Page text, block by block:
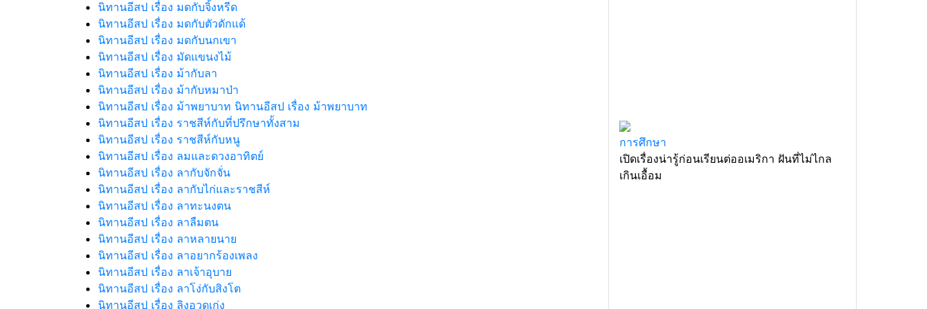
นิทานอีสป เรื่อง มดกับจิ้งหรีด
นิทานอีสป เรื่อง มดกับตัวดักแด้
นิทานอีสป เรื่อง มดกับนกเขา
นิทานอีสป เรื่อง มัดแขนงไม้
นิทานอีสป เรื่อง ม้ากับลา
นิทานอีสป เรื่อง ม้ากับหมาป่า
นิทานอีสป เรื่อง ม้าพยาบาท นิทานอีสป เรื่อง ม้าพยาบาท
นิทานอีสป เรื่อง ราชสีห์กับที่ปรึกษาทั้งสาม
นิทานอีสป เรื่อง ราชสีห์กับหนู
นิทานอีสป เรื่อง ลมและดวงอาทิตย์
นิทานอีสป เรื่อง ลากับจักจั่น
นิทานอีสป เรื่อง ลากับไก่และราชสีห์
นิทานอีสป เรื่อง ลาทะนงตน
นิทานอีสป เรื่อง ลาลืมตน
นิทานอีสป เรื่อง ลาหลายนาย
นิทานอีสป เรื่อง ลาอยากร้องเพลง
นิทานอีสป เรื่อง ลาเจ้าอุบาย
นิทานอีสป เรื่อง ลาโง่กับสิงโต
นิทานอีสป เรื่อง ลิงอวดเก่ง
การศึกษา
เปิดเรื่องน่ารู้ก่อนเรียนต่ออเมริกา ฝันที่ไม่ไกล
เกินเอื้อม